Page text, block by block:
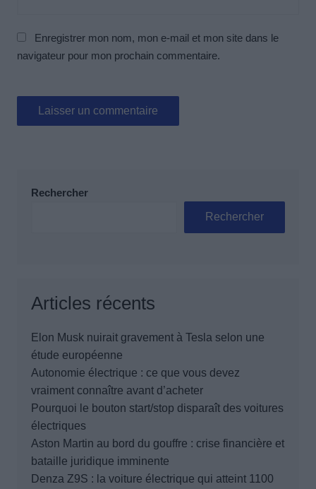
Enregistrer mon nom, mon e-mail et mon site dans le
navigateur pour mon prochain commentaire.
Rechercher
Rechercher
Articles récents
Elon Musk nuirait gravement à Tesla selon une
étude européenne
Autonomie électrique : ce que vous devez
vraiment connaître avant d’acheter
Pourquoi le bouton start/stop disparaît des voitures
électriques
Aston Martin au bord du gouffre : crise financière et
bataille juridique imminente
Denza Z9S : la voiture électrique qui atteint 1100